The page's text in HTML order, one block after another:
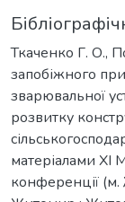
Ткаченко Г. О.,
запобіжного
зварювальної
розвитку
матеріалами XI
конференції